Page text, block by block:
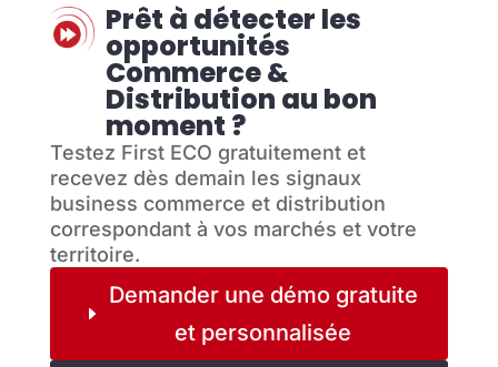
Prêt à détecter les
opportunités
Commerce &
Distribution au bon
moment ?
Testez First ECO gratuitement et
recevez dès demain les signaux
business commerce et distribution
correspondant à vos marchés et votre
territoire.
Demander une démo gratuite
et personnalisée